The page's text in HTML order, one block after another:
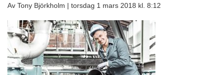
Av Tony Björkholm | torsdag 1 mars 2018 kl. 8:12